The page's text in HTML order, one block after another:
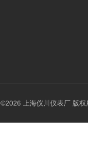
©2026 上海仪川仪表厂 版